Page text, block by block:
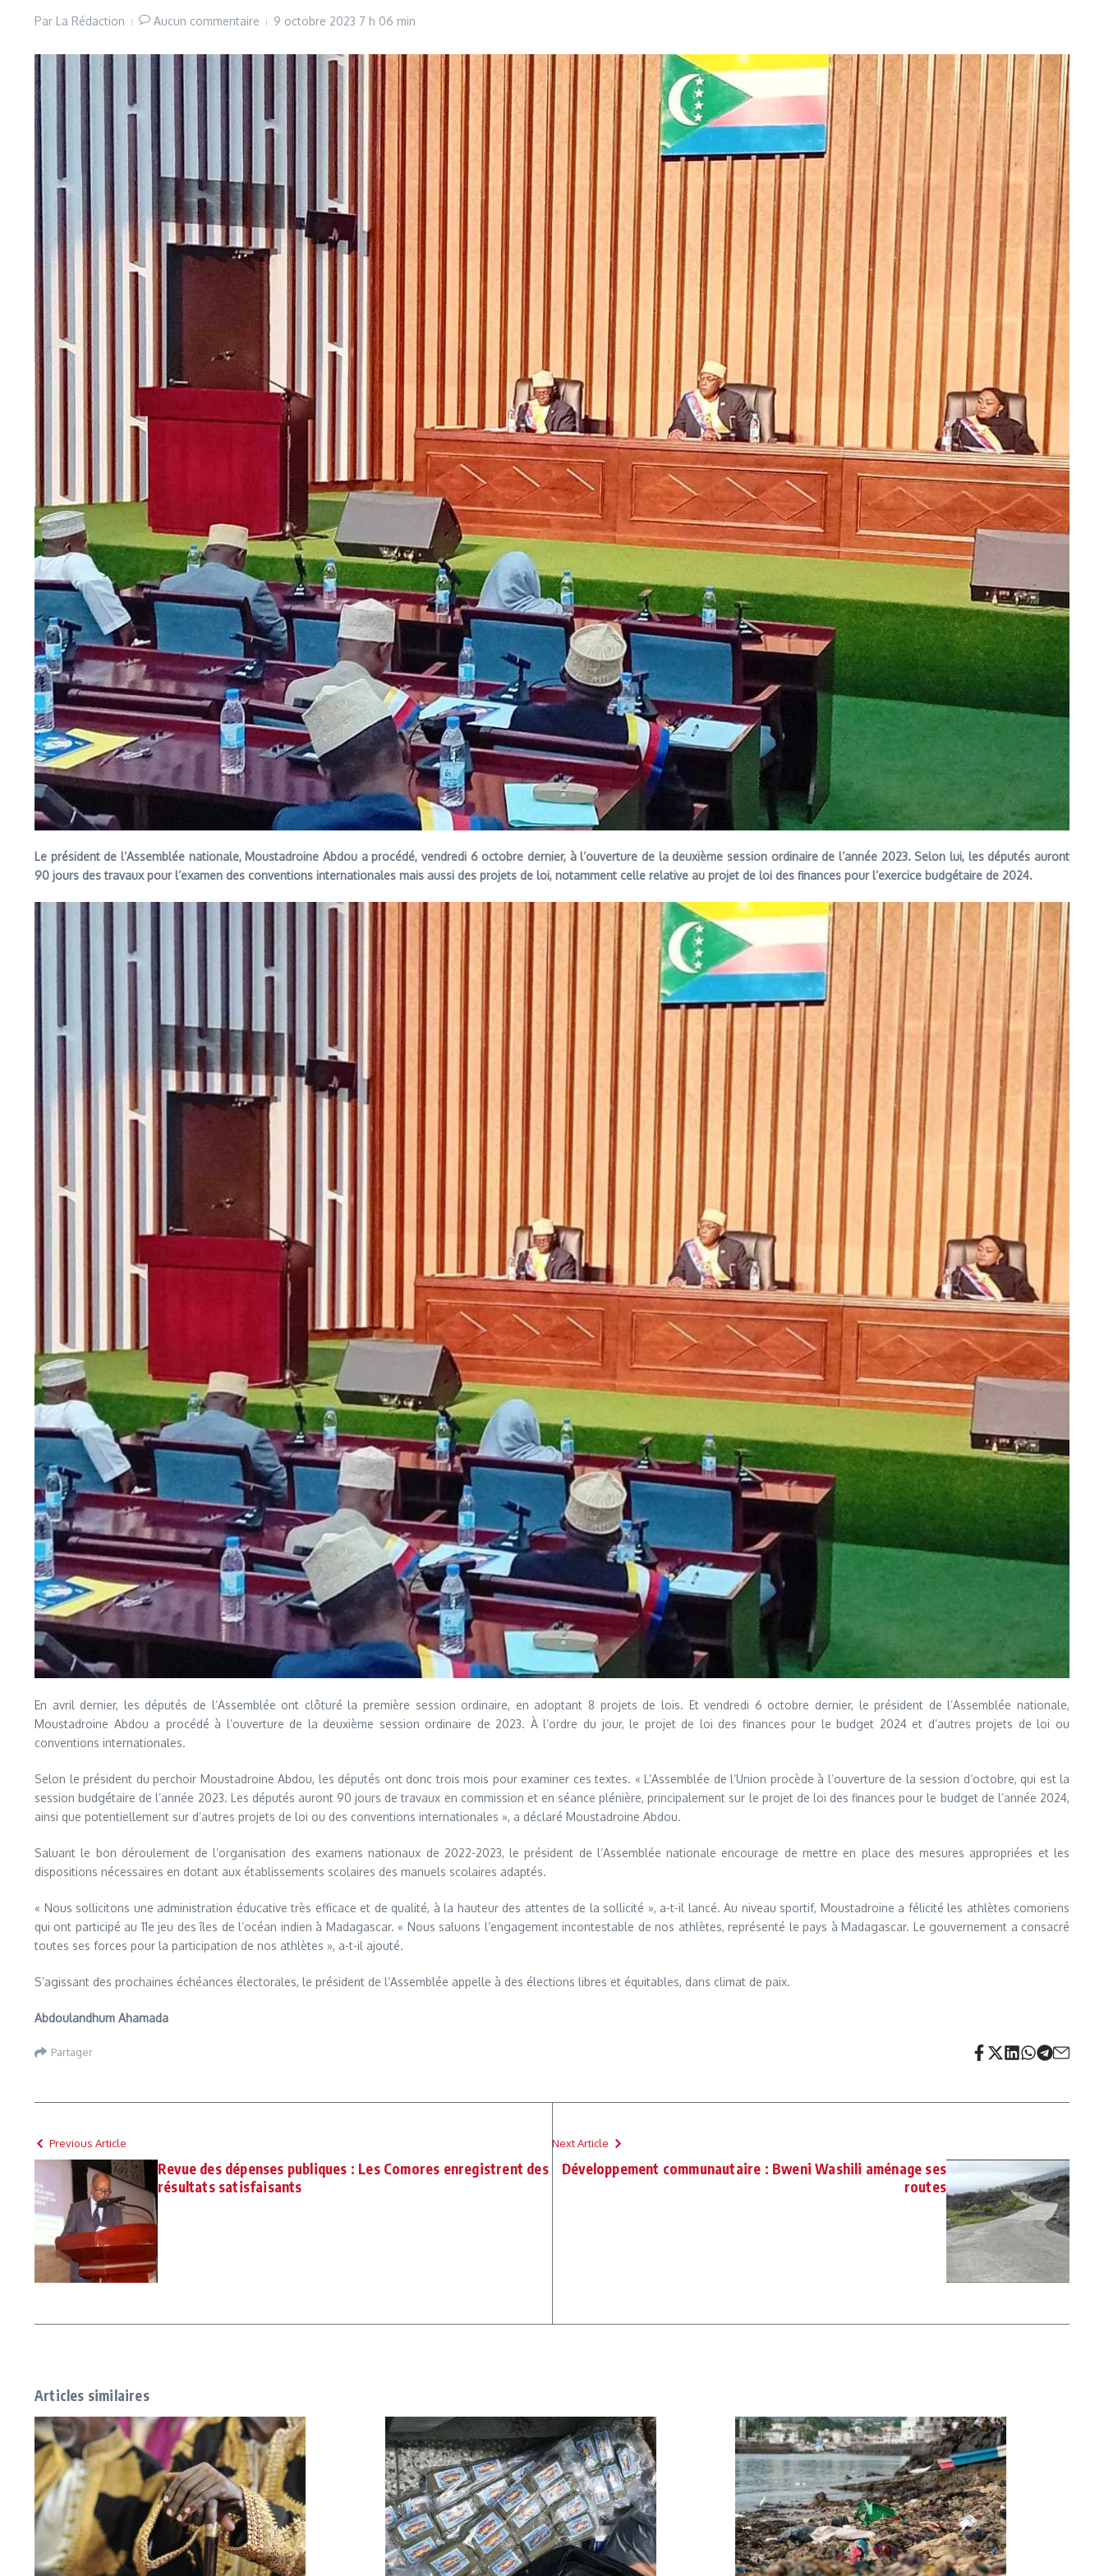
Par La Rédaction Aucun commentaire 9 octobre 2023 7 h 06 min
Le président de l’Assemblée nationale, Moustadroine Abdou a procédé, vendredi 6 octobre dernier, à l’ouverture de la deuxième session ordinaire de l’année 2023. Selon lui, les députés auront
90 jours des travaux pour l’examen des conventions internationales mais aussi des projets de loi, notamment celle relative au projet de loi des finances pour l’exercice budgétaire de 2024.
En avril dernier, les députés de l‘Assemblée ont clôturé la première session ordinaire, en adoptant 8 projets de lois. Et vendredi 6 octobre dernier, le président de l’Assemblée nationale,
Moustadroine Abdou a procédé à l’ouverture de la deuxième session ordinaire de 2023. À l’ordre du jour, le projet de loi des finances pour le budget 2024 et d’autres projets de loi ou
conventions internationales.
Selon le président du perchoir Moustadroine Abdou, les députés ont donc trois mois pour examiner ces textes. « L’Assemblée de l’Union procède à l’ouverture de la session d’octobre, qui est la
session budgétaire de l’année 2023. Les députés auront 90 jours de travaux en commission et en séance plénière, principalement sur le projet de loi des finances pour le budget de l’année 2024,
ainsi que potentiellement sur d’autres projets de loi ou des conventions internationales », a déclaré Moustadroine Abdou.
Saluant le bon déroulement de l’organisation des examens nationaux de 2022-2023, le président de l’Assemblée nationale encourage de mettre en place des mesures appropriées et les
dispositions nécessaires en dotant aux établissements scolaires des manuels scolaires adaptés.
« Nous sollicitons une administration éducative très efficace et de qualité, à la hauteur des attentes de la sollicité », a-t-il lancé. Au niveau sportif, Moustadroine a félicité les athlètes comoriens
qui ont participé au 11e jeu des îles de l’océan indien à Madagascar. « Nous saluons l’engagement incontestable de nos athlètes, représenté le pays à Madagascar. Le gouvernement a consacré
toutes ses forces pour la participation de nos athlètes », a-t-il ajouté.
S’agissant des prochaines échéances électorales, le président de l’Assemblée appelle à des élections libres et équitables, dans climat de paix.
Abdoulandhum Ahamada
Partager
Previous Article
Revue des dépenses publiques : Les Comores enregistrent des
résultats satisfaisants
Next Article
Développement communautaire : Bweni Washili aménage ses
routes
Articles similaires